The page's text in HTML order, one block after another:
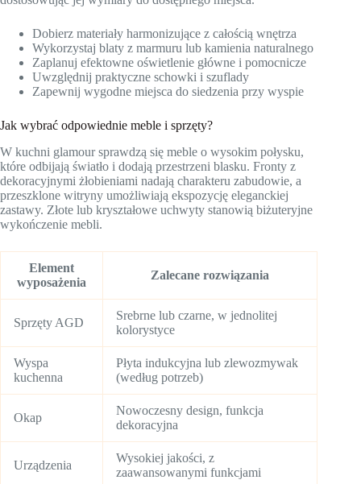
Dobierz materiały harmonizujące z całością wnętrza
Wykorzystaj blaty z marmuru lub kamienia naturalnego
Zaplanuj efektowne oświetlenie główne i pomocnicze
Uwzględnij praktyczne schowki i szuflady
Zapewnij wygodne miejsca do siedzenia przy wyspie
Jak wybrać odpowiednie meble i sprzęty?
W kuchni glamour sprawdzą się meble o wysokim połysku,
które odbijają światło i dodają przestrzeni blasku. Fronty z
dekoracyjnymi żłobieniami nadają charakteru zabudowie, a
przeszklone witryny umożliwiają ekspozycję eleganckiej
zastawy. Złote lub kryształowe uchwyty stanowią biżuteryjne
wykończenie mebli.
Element
wyposażenia
Zalecane rozwiązania
Sprzęty AGD
Srebrne lub czarne, w jednolitej
kolorystyce
Wyspa
kuchenna
Płyta indukcyjna lub zlewozmywak
(według potrzeb)
Okap
Nowoczesny design, funkcja
dekoracyjna
Urządzenia
Wysokiej jakości, z
zaawansowanymi funkcjami